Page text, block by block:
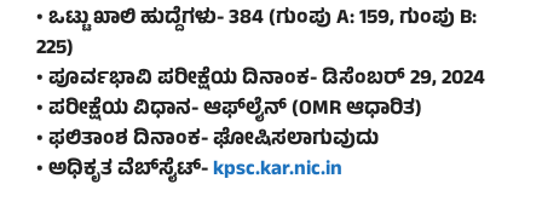
• ಒಟ್ಟು ಖಾಲಿ ಹುದ್ದೆಗಳು- 384 (ಗುಂಪು A: 159, ಗುಂಪು B:
225)
• ಪೂರ್ವಭಾವಿ ಪರೀಕ್ಷೆಯ ದಿನಾಂಕ- ಡಿಸೆಂಬರ್ 29, 2024
• ಪರೀಕ್ಷೆಯ ವಿಧಾನ- ಆಫ್‌ಲೈನ್ (OMR ಆಧಾರಿತ)
• ಫಲಿತಾಂಶ ದಿನಾಂಕ- ಘೋಷಿಸಲಾಗುವುದು
• ಅಧಿಕೃತ ವೆಬ್‌ಸೈಟ್-kpsc.kar.nic.in